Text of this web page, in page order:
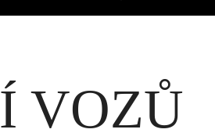
VOZŮ